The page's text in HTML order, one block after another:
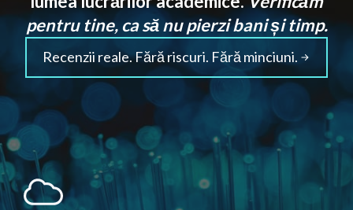
pentru tine, ca să nu pierzi bani și timp.
Recenzii reale. Fără riscuri. Fără minciuni.